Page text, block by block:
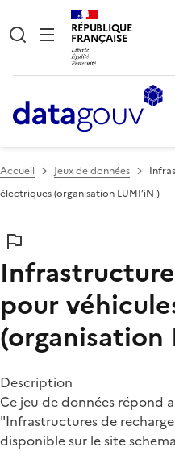
RÉPUBLIQUE
FRANÇAISE
Accueil Jeux de données
électriques (organisation LUMI’iN )
pour
(organisation
Description
Ce jeu de données répond
"Infrastructures de
disponible sur le site